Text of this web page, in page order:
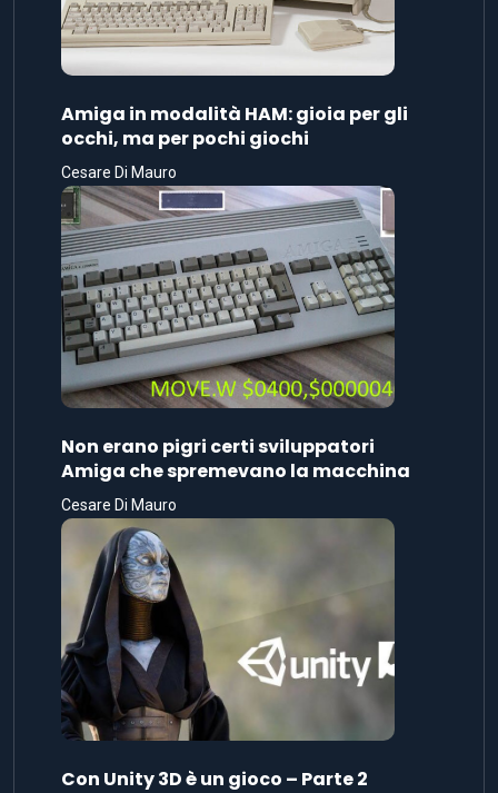
Amiga in modalità HAM: gioia per gli
occhi, ma per pochi giochi
Cesare Di Mauro
Non erano pigri certi sviluppatori
Amiga che spremevano la macchina
Cesare Di Mauro
Con Unity 3D è un gioco – Parte 2